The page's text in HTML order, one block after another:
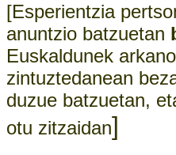
[Esperientzia
anuntzio batzuetan
Euskaldunek
zintuztedanean
duzue batzuetan,
otu zitzaidan]